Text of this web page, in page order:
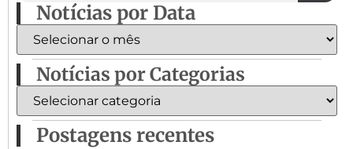
Notícias por Data
Notícias por Categorias
Postagens recentes